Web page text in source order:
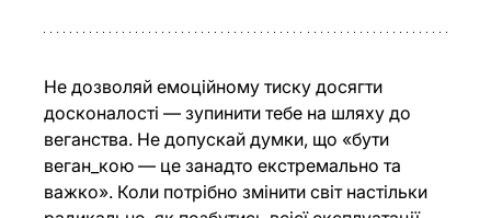
Не дозволяй емоційному тиску досягти
досконалості — зупинити тебе на шляху до
веганства. Не допускай думки, що «бути
веган_кою — це занадто екстремально та
важко». Коли потрібно змінити світ настільки